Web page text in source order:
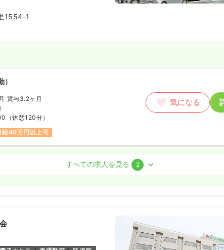
す。
1554-1
賞与3.2ヶ月
（休憩120分）
給40万円以上可
気になる
ランク可
すべての求人を見る 2